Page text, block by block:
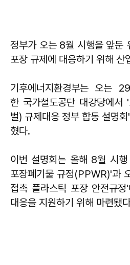
정부가 오는 8월 시행을 앞둔
포장 규제에 대응하기 위해 산
기후에너지환경부는 오는
한 국가철도공단 대강당에서
벌) 규제대응 정부 합동 설명
혔다.
이번 설명회는 올해 8월 시
포장폐기물 규정(PPWR)'과
접촉 플라스틱 포장 안전규
대응을 지원하기 위해 마련됐